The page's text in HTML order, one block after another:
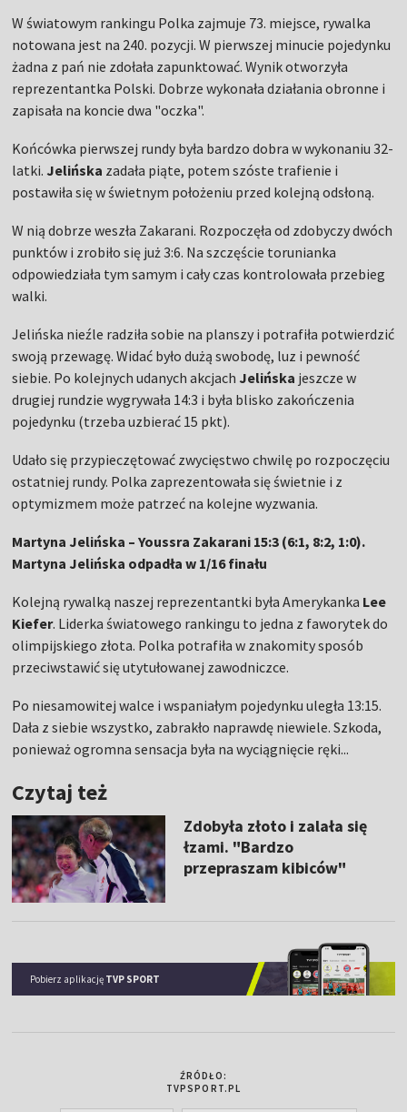
W światowym rankingu Polka zajmuje 73. miejsce, rywalka
notowana jest na 240. pozycji. W pierwszej minucie pojedynku
żadna z pań nie zdołała zapunktować. Wynik otworzyła
reprezentantka Polski. Dobrze wykonała działania obronne i
zapisała na koncie dwa "oczka".
Końcówka pierwszej rundy była bardzo dobra w wykonaniu 32-
latki. Jelińska zadała piąte, potem szóste trafienie i
postawiła się w świetnym położeniu przed kolejną odsłoną.
W nią dobrze weszła Zakarani. Rozpoczęła od zdobyczy dwóch
punktów i zrobiło się już 3:6. Na szczęście torunianka
odpowiedziała tym samym i cały czas kontrolowała przebieg
walki.
Jelińska nieźle radziła sobie na planszy i potrafiła potwierdzić
swoją przewagę. Widać było dużą swobodę, luz i pewność
siebie. Po kolejnych udanych akcjach Jelińska jeszcze w
drugiej rundzie wygrywała 14:3 i była blisko zakończenia
pojedynku (trzeba uzbierać 15 pkt).
Udało się przypieczętować zwycięstwo chwilę po rozpoczęciu
ostatniej rundy. Polka zaprezentowała się świetnie i z
optymizmem może patrzeć na kolejne wyzwania.
Martyna Jelińska – Youssra Zakarani 15:3 (6:1, 8:2, 1:0).
Martyna Jelińska odpadła w 1/16 finału
Kolejną rywalką naszej reprezentantki była Amerykanka Lee
Kiefer. Liderka światowego rankingu to jedna z faworytek do
olimpijskiego złota. Polka potrafiła w znakomity sposób
przeciwstawić się utytułowanej zawodniczce.
Po niesamowitej walce i wspaniałym pojedynku uległa 13:15.
Dała z siebie wszystko, zabrakło naprawdę niewiele. Szkoda,
ponieważ ogromna sensacja była na wyciągnięcie ręki...
Czytaj też
Zdobyła złoto i zalała się
łzami. "Bardzo
przepraszam kibiców"
Pobierz aplikację TVP SPORT
ŹRÓDŁO:
TVPSPORT.PL